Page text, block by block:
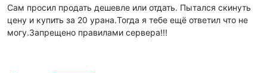
Сам просил продать дешевле или отдать. Пытался скинуть
цену и купить за 20 урана.Тогда я тебе ещё ответил что не
могу.Запрещено правилами сервера!!!